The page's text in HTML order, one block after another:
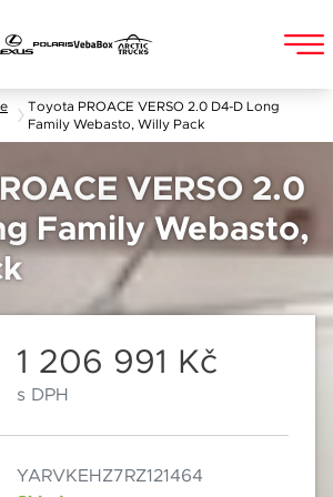
Toyota PROACE VERSO 2.0 D4-D Long
Family Webasto, Willy Pack
VERSO 2.0
Family Webasto,
1 206 991 Kč
s DPH
YARVKEHZ7RZ121464
116B
Po–Pá: 8:00–18:00
So: 8:00–12:00